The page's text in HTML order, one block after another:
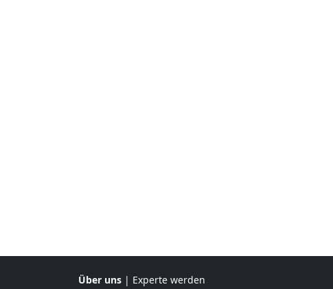
Über uns | Experte werden